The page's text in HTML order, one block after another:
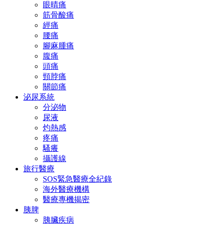
眼晴痛
筋骨酸痛
經痛
腰痛
腳麻腫痛
腹痛
頭痛
頸脖痛
關節痛
泌尿系統
分泌物
尿液
灼熱感
疼痛
騷癢
攝護線
旅行醫療
SOS緊急醫療全紀錄
海外醫療機構
醫療專機揭密
胰脾
胰臟疾病